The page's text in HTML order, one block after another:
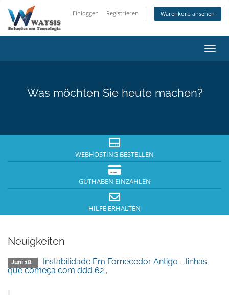
Einloggen Registrieren Warenkorb ansehen
Was möchten Sie heute machen?
WEBHOSTING BESTELLEN
GUTHABEN EINZAHLEN
HILFE ERHALTEN
Neuigkeiten
Juni 18.
Instabilidade Em Fornecedor Antigo - linhas
que começa com ddd 62 ,